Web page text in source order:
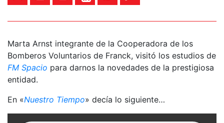
Marta Arnst integrante de la Cooperadora de los
Bomberos Voluntarios de Franck, visitó los estudios de
FM Spacio para darnos la novedades de la prestigiosa
entidad.
En «Nuestro Tiempo» decía lo siguiente…